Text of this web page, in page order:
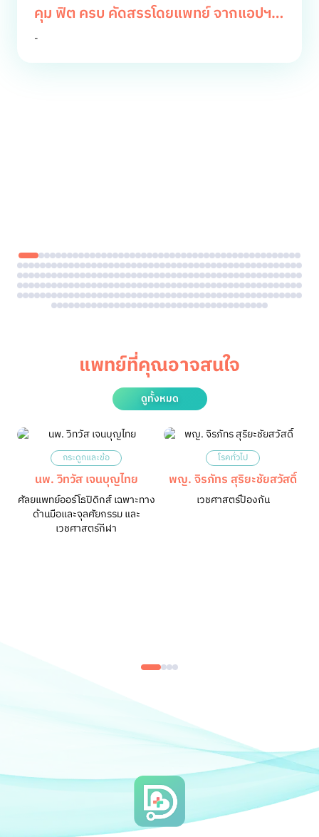
คุม ฟิต ครบ คัดสรรโดยแพทย์ จากแอปฯ
หมอดี
-
แพทย์ที่คุณอาจสนใจ
ดูทั้งหมด
กระดูกและข้อ
นพ. วิทวัส เจนบุญไทย
ศัลยแพทย์ออร์โธปิดิกส์ เฉพาะทาง
ด้านมือและจุลศัยกรรม และ
เวชศาสตร์กีฬา
โรคทั่วไป
พญ. จิรภัทร สุริยะชัยสวัสดิ์
เวชศาสตร์ป้องกัน